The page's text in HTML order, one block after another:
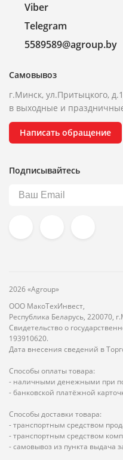
Viber
Telegram
5589589@agroup.by
Самовывоз
г.Минск, ул.Притыцкого,
в выходные и
Написать обращение
Подписывайтесь
2026 «Agroup»
ООО МакоТехИнвест,
Республика Беларусь, 220070,
Свидетельство о
193910620.
Дата внесения сведений в
Способы оплаты товара:
- наличными денежными при
- банковской платёжной
Способы доставки товара:
- транспортным средством
- транспортным средством
- самовывоз из пункта выдача